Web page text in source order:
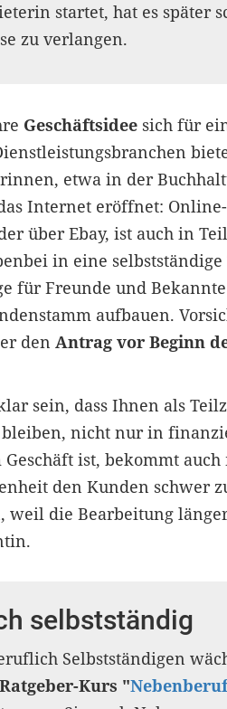
startet, hat es später
zu verlangen.
Geschäftsideesich für
etwa in der
Internet eröffnet:
über Ebay, ist auch in
in eine
für Freunde und
aufbauen.
den Antrag vor Beginn
sein, dass Ihnen als
nicht nur in
ist, bekommt
den Kunden schwer
weil die Bearbeitung
selbstständig
Selbstständigen
Ratgeber-Kurs "